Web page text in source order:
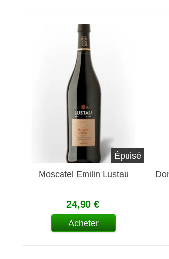
Épuisé
Moscatel Emilin Lustau
24,90 €
Acheter